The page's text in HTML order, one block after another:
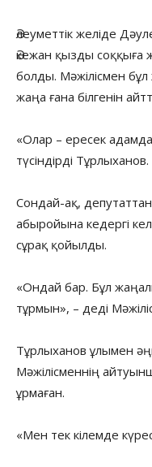
Әлеуметтік желіде
Әкежан қызды
болды. Мәжілісмен
жаңа ғана білгенін
«Олар – ересек
түсіндірді Тұрлыханов.
Сондай-ақ,
абыройына кедергі
сұрақ қойылды.
«Ондай бар. Бұл
тұрмын», – деді
Тұрлыханов ұлымен
Мәжілісменнің
ұрмаған.
«Мен тек кілемде